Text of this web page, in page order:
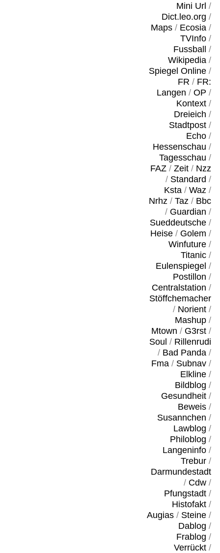
Mini Url /
Dict.leo.org /
Maps/ Ecosia/
TVInfo/
Fussball
/
Wikipedia/
Spiegel Online/
FR / FR:
Langen / OP /
Kontext/
Dreieich /
Stadtpost/
Echo/
Hessenschau /
Tagesschau /
FAZ/ Zeit/ Nzz
/ Standard /
Ksta/ Waz/
Nrhz/ Taz/ Bbc
/ Guardian /
Sueddeutsche/
Heise/ Golem /
Winfuture/
Titanic/
Eulenspiegel /
Postillon /
Centralstation /
Stöffchemacher
/ Norient/
Mashup/
Mtown / G3rst/
Soul / Rillenrudi
/ Bad Panda/
Fma/ Subnav/
Elkline/
Bildblog /
Gesundheit/
Beweis/
Susannchen /
Lawblog /
Philoblog /
Langeninfo/
Trebur/
Darmundestadt
/ Cdw/
Pfungstadt/
Histofakt/
Augias/ Steine/
Dablog /
Frablog /
Verrückt/